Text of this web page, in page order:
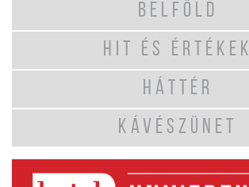
BELFÖLD
HIT ÉS ÉRTÉKEK
HÁTTÉR
KÁVÉSZÜNET